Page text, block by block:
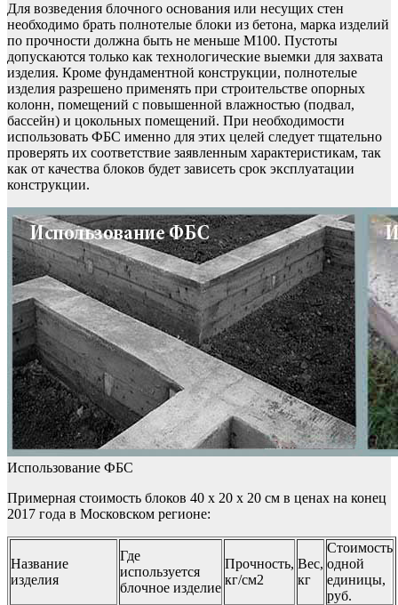
Для возведения блочного основания или несущих стен
необходимо брать полнотелые блоки из бетона, марка изделий
по прочности должна быть не меньше М100. Пустоты
допускаются только как технологические выемки для захвата
изделия. Кроме фундаментной конструкции, полнотелые
изделия разрешено применять при строительстве опорных
колонн, помещений с повышенной влажностью (подвал,
бассейн) и цокольных помещений. При необходимости
использовать ФБС именно для этих целей следует тщательно
проверять их соответствие заявленным характеристикам, так
как от качества блоков будет зависеть срок эксплуатации
конструкции.
Использование ФБС
Примерная стоимость блоков 40 х 20 х 20 см в ценах на конец
2017 года в Московском регионе:
Название
изделия
Где
используется
блочное изделие
Прочность,
кг/см2
Вес,
кг
Стоимость
одной
единицы,
руб.